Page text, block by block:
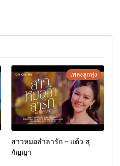
เพลงลูกทุ่ง
สาวหมอลำลารัก – แต้ว สุ
กัญญา